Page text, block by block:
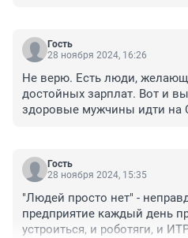
санитарные условия и
санитарно-гигиенических
имеет широкое
достижения возраста 10
бессимптомным течением
Заболевание может
имеющие половые контакты
посещающие районы с
гепатиту А (регионы Азии), а
изолированных групп
религиозные группы.
Гость
28 ноября 2024, 16:26
Не верю. Есть люди,
достойных зарплат. Вот и
здоровые мужчины идти на
Гость
28 ноября 2024, 15:35
"Людей просто нет" -
предприятие каждый день
устроиться, и роботяги, и